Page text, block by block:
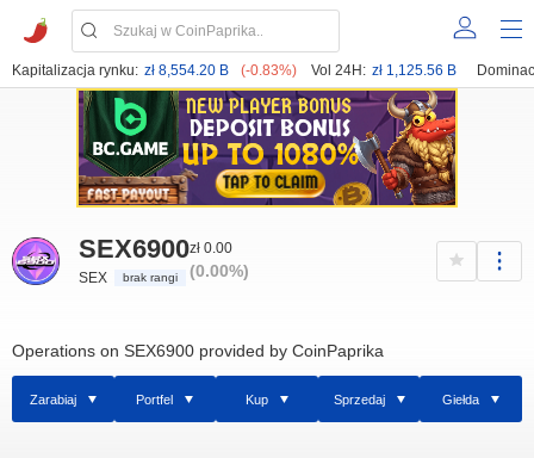
Kapitalizacja rynku: zł 8,554.20 B (-0.83%) Vol 24H: zł 1,125.56 B
SEX6900
SEX brak rangi
zł 0.00
(0.00%)
Operations on SEX6900 provided by CoinPaprika
Zarabiaj Portfel Kup Sprzedaj Giełda